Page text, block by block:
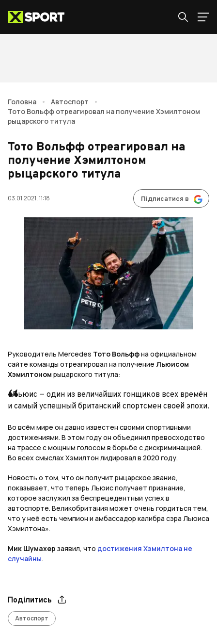
Головна • Автоспорт
•
Тото Вольфф отреагировал на получение Хэмилтоном
рыцарского титула
Тото Вольфф отреагировал на
получение Хэмилтоном
рыцарского титула
03.01.2021, 11:18 Підписатися в
Руководитель Mercedes Тото Вольффна официальном
сайте команды отреагировал на получение Льюисом
Хэмилтоном рыцарского титула:
«Льюис — один из величайших гонщиков всех времён
и самый успешный британский спортсмен своей эпохи.
Во всём мире он давно известен своими спортивными
достижениями. В этом году он объединил превосходство
на трассе с мощным голосом в борьбе с дискриминацией.
Во всех смыслах Хэмилтон лидировал в 2020 году.
Новость о том, что он получит рыцарское звание,
показывает, что теперь Льюис получает признание,
которое заслужил за беспрецедентный успех в
автоспорте. Великобритания может очень гордиться тем,
что у неё есть чемпион и амбассадор калибра сэра Льюиса
Хэмилтона».
Мик Шумахер заявил, что достижения Хэмилтона не
случайны.
Поділитись
Автоспорт